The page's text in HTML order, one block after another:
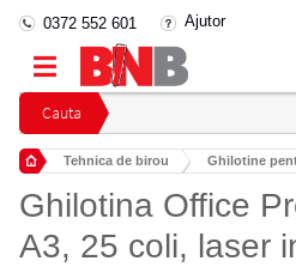
Cauta
0372 552 601 Ajutor
Tehnica de birou Ghilotine
Ghilotina Office
A3, 25 coli, laser